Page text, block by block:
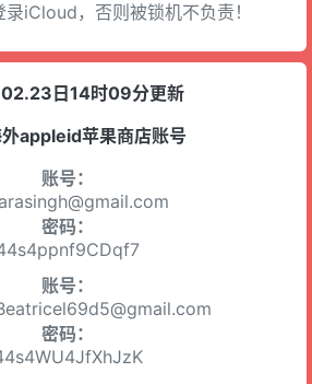
iCloud，否则被锁机不负责！
日14时09分更新
appleid苹果商店账号
账号：
密码：
账号：
密码：